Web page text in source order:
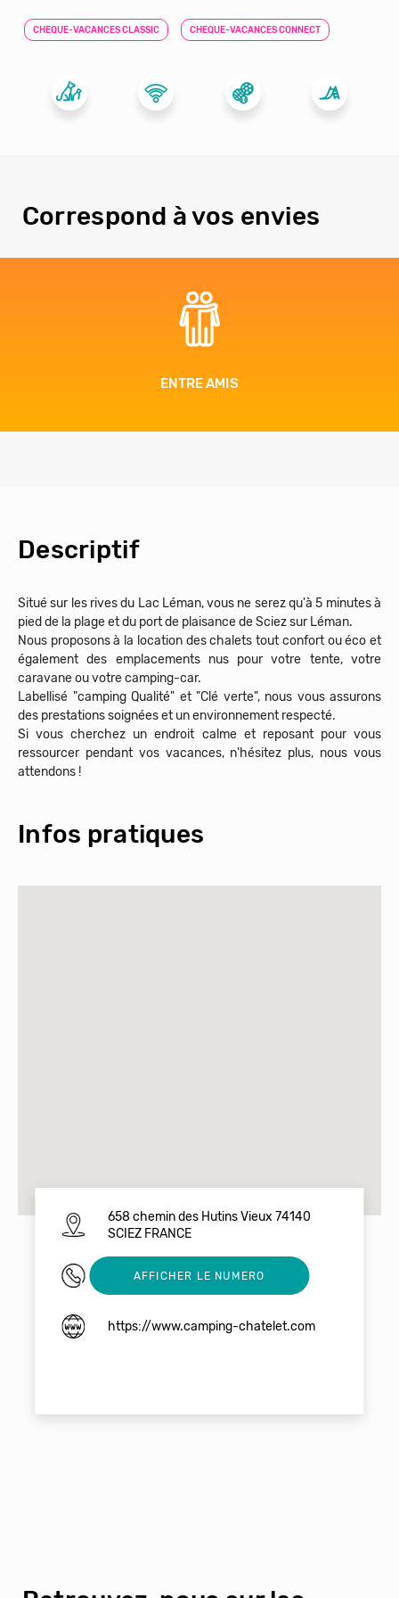
CHEQUE-VACANCES CLASSIC CHEQUE-VACANCES CONNECT
Correspond à vos envies
ENTRE AMIS
Descriptif
Situé sur les rives du Lac Léman, vous ne serez qu'à 5 minutes à
pied de la plage et du port de plaisance de Sciez sur Léman.
Nous proposons à la location des chalets tout confort ou éco et
également des emplacements nus pour votre tente, votre
caravane ou votre camping-car.
Labellisé "camping Qualité" et "Clé verte", nous vous assurons
des prestations soignées et un environnement respecté.
Si vous cherchez un endroit calme et reposant pour vous
ressourcer pendant vos vacances, n'hésitez plus, nous vous
attendons !
Infos pratiques
658 chemin des Hutins Vieux 74140
SCIEZ FRANCE
04 50 72 52 60
AFFICHER LE NUMERO
https://www.camping-chatelet.com